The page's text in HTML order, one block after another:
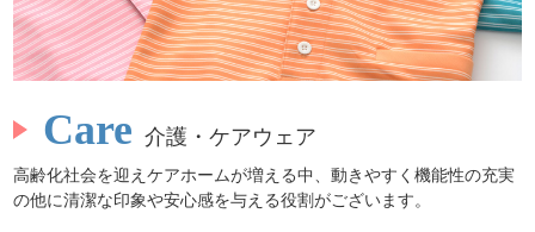
Care 介護・ケアウェア
高齢化社会を迎えケアホームが増える中、動きやすく機能性の充実
の他に清潔な印象や安心感を与える役割がございます。